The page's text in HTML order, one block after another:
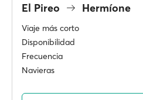
El Pireo Hermíone
Viaje más corto
Disponibilidad
Frecuencia
Navieras